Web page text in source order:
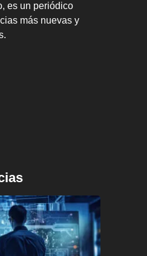
es un periódico
más nuevas y